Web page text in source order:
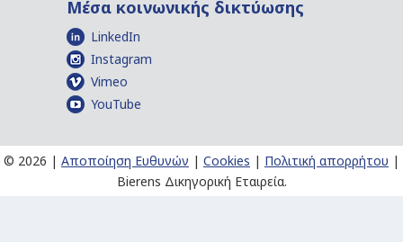
Μέσα κοινωνικής δικτύωσης
LinkedIn
Instagram
Vimeo
YouTube
© 2026 | Αποποίηση Ευθυνών | Cookies | Πολιτική απορρήτου |
Bierens Δικηγορική Εταιρεία.